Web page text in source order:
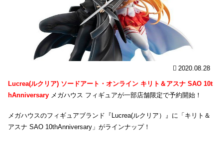
2020.08.28
Lucrea(ルクリア) ソードアート・オンライン キリト＆アスナ SAO 10t
hAnniversary メガハウス フィギュアが一部店舗限定で予約開始！
メガハウスのフィギュアブランド『Lucrea(ルクリア）』に「キリト＆
アスナ SAO 10thAnniversary」がラインナップ！